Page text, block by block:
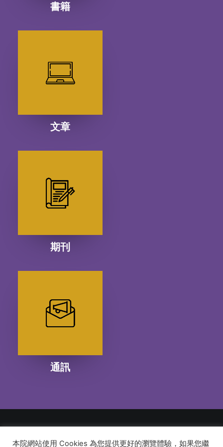
書籍
文章
期刊
通訊
© 2026 建道神學院Alliance Bible Seminary. All rights reserved
本院網站使用 Cookies 為您提供更好的瀏覽體驗，如果您繼